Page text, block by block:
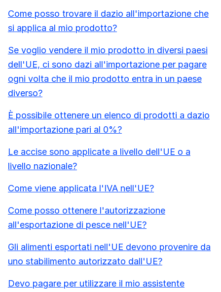
Come posso trovare il dazio all'importazione che
si applica al mio prodotto?
Se voglio vendere il mio prodotto in diversi paesi
dell'UE, ci sono dazi all'importazione per pagare
ogni volta che il mio prodotto entra in un paese
diverso?
È possibile ottenere un elenco di prodotti a dazio
all'importazione pari al 0%?
Le accise sono applicate a livello dell'UE o a
livello nazionale?
Come viene applicata l'IVA nell'UE?
Come posso ottenere l'autorizzazione
all'esportazione di pesce nell'UE?
Gli alimenti esportati nell'UE devono provenire da
uno stabilimento autorizzato dall'UE?
Devo pagare per utilizzare il mio assistente